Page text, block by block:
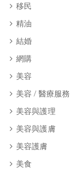
移民
精油
結婚
網購
美容
美容 / 醫療服務
美容與護理
美容與護膚
美容護膚
美食